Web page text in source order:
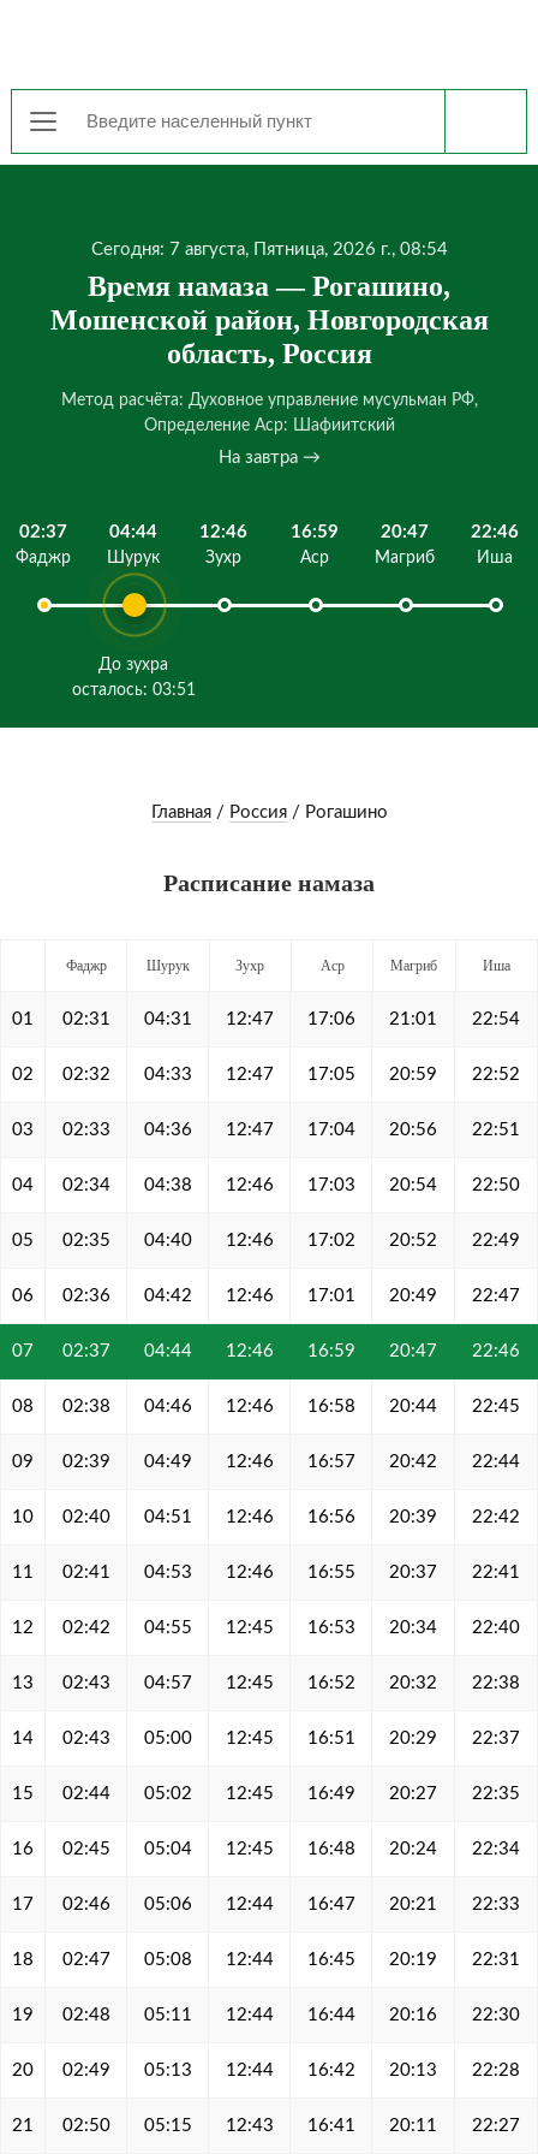
Сегодня: 7 августа, Пятница, 2026 г., 08:54
Время намаза — Рогашино,
Мошенской район, Новгородская
область, Россия
Метод расчёта: Духовное управление мусульман РФ,
Определение Аср: Шафиитский
На завтра →
02:37
Фаджр
04:44
Шурук
До зухра
осталось: 03:51
12:46
Зухр
16:59
Аср
20:47
Магриб
22:46
Иша
Главная/ Россия/ Рогашино
Расписание намаза
Фаджр Шурук Зухр Аср Магриб Иша
01 02:31 04:31 12:47 17:06 21:01 22:54
02 02:32 04:33 12:47 17:05 20:59 22:52
03 02:33 04:36 12:47 17:04 20:56 22:51
04 02:34 04:38 12:46 17:03 20:54 22:50
05 02:35 04:40 12:46 17:02 20:52 22:49
06 02:36 04:42 12:46 17:01 20:49 22:47
07 02:37 04:44 12:46 16:59 20:47 22:46
08 02:38 04:46 12:46 16:58 20:44 22:45
09 02:39 04:49 12:46 16:57 20:42 22:44
10 02:40 04:51 12:46 16:56 20:39 22:42
11 02:41 04:53 12:46 16:55 20:37 22:41
12 02:42 04:55 12:45 16:53 20:34 22:40
13 02:43 04:57 12:45 16:52 20:32 22:38
14 02:43 05:00 12:45 16:51 20:29 22:37
15 02:44 05:02 12:45 16:49 20:27 22:35
16 02:45 05:04 12:45 16:48 20:24 22:34
17 02:46 05:06 12:44 16:47 20:21 22:33
18 02:47 05:08 12:44 16:45 20:19 22:31
19 02:48 05:11 12:44 16:44 20:16 22:30
20 02:49 05:13 12:44 16:42 20:13 22:28
21 02:50 05:15 12:43 16:41 20:11 22:27